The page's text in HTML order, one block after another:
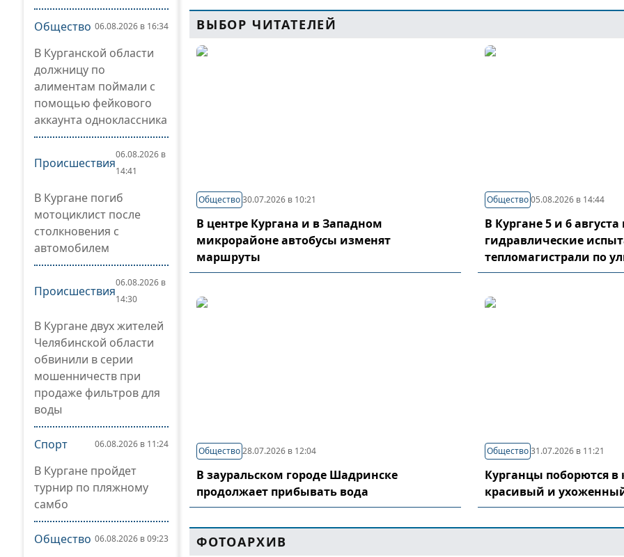
Общество 06.08.2026 в 16:34
В Курганской области
должницу по
алиментам поймали с
помощью фейкового
аккаунта одноклассника
Происшествия
06.08.2026 в
14:41
В Кургане погиб
мотоциклист после
столкновения с
автомобилем
Происшествия
06.08.2026 в
14:30
В Кургане двух жителей
Челябинской области
обвинили в серии
мошенничеств при
продаже фильтров для
воды
Спорт 06.08.2026 в 11:24
В Кургане пройдет
турнир по пляжному
самбо
Общество 06.08.2026 в 09:23
ВЫБОР ЧИТАТЕЛЕЙ
Общество30.07.2026 в 10:21
В центре Кургана и в Западном
микрорайоне автобусы изменят
маршруты
Общество 05.08.2026 в 14:44
В Кургане 5 и 6
гидравлические
тепломагистрали по
Общество28.07.2026 в 12:04
В зауральском городе Шадринске
продолжает прибывать вода
Общество 31.07.2026 в 11:21
Курганцы поборются
красивый и
ФОТОАРХИВ